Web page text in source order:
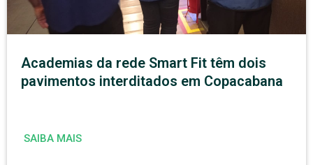
Academias da rede Smart Fit têm dois
pavimentos interditados em Copacabana
SAIBA MAIS